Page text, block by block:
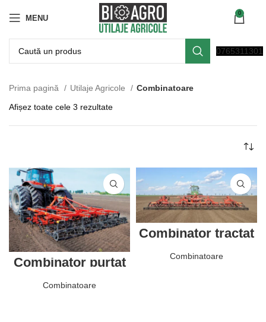
MENU
0
0765311301
Prima pagină Utilaje Agricole
Combinatoare
Afișez toate cele 3 rezultate
Combinator purtat
DANTE
Combinatoare
Combinator tractat
DANTE – MP
Combinatoare